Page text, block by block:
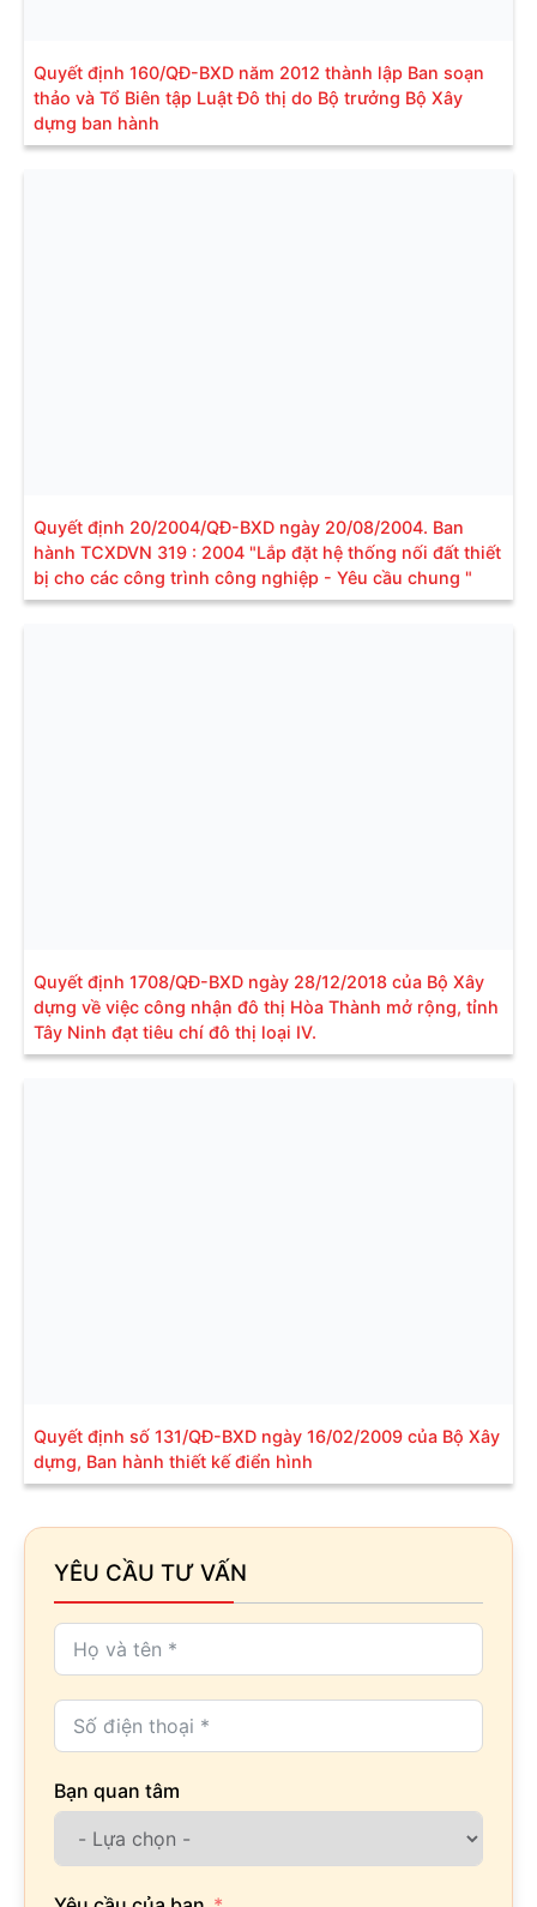
Quyết định 160/QĐ-BXD năm 2012 thành lập Ban soạn
thảo và Tổ Biên tập Luật Đô thị do Bộ trưởng Bộ Xây
dựng ban hành
Quyết định 20/2004/QĐ-BXD ngày 20/08/2004. Ban
hành TCXDVN 319 : 2004 "Lắp đặt hệ thống nối đất thiết
bị cho các công trình công nghiệp - Yêu cầu chung "
Quyết định 1708/QĐ-BXD ngày 28/12/2018 của Bộ Xây
dựng về việc công nhận đô thị Hòa Thành mở rộng, tỉnh
Tây Ninh đạt tiêu chí đô thị loại IV.
Quyết định số 131/QĐ-BXD ngày 16/02/2009 của Bộ Xây
dựng, Ban hành thiết kế điển hình
YÊU CẦU TƯ VẤN
Bạn quan tâm